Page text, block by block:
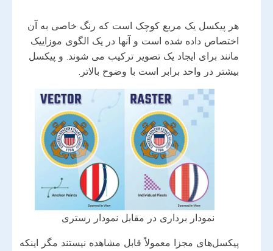
هر پیکسل یک مربع کوچک است که رنگ خاصی به آن
اختصاص داده شده است و آنها در یک الگوی موزاییک
مانند برای ایجاد یک تصویر ترکیب می شوند. و پیکسل
بیشتر در واحد برابر است با وضوح بالاتر.
نمودار برداری در مقابل نمودار رستری
پیکسل‌های مجزا معمولاً قابل مشاهده نیستند مگر اینکه